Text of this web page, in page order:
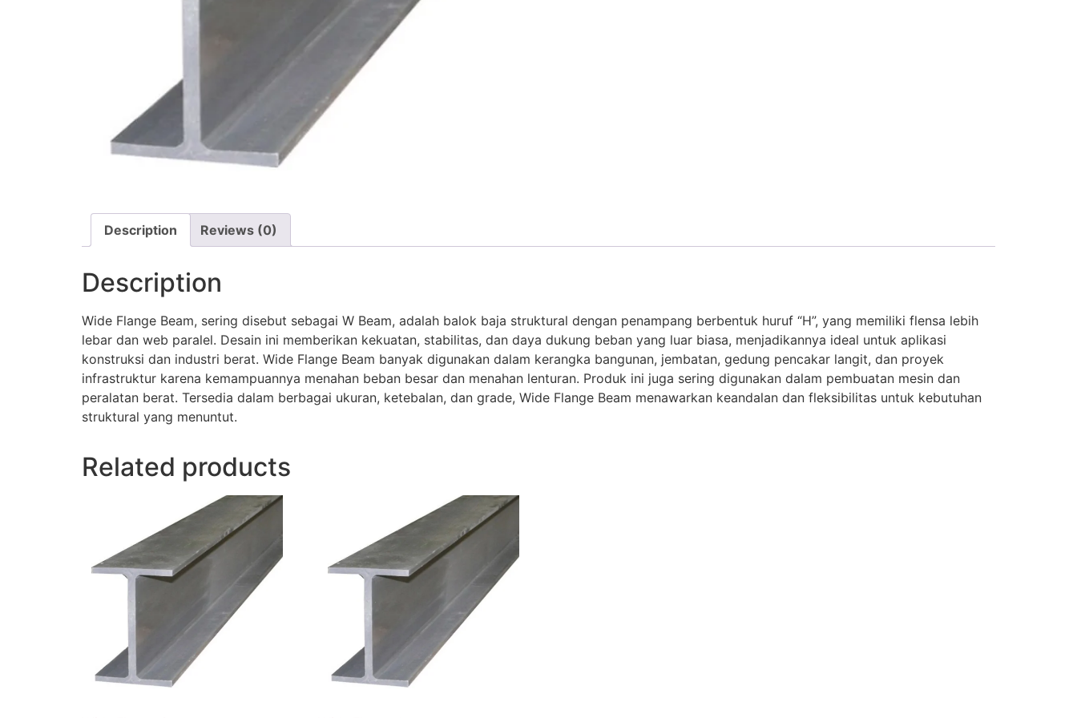
Description Reviews (0)
Description
Wide Flange Beam, sering disebut sebagai W Beam, adalah balok baja struktural dengan penampang berbentuk huruf “H”, yang memiliki flensa lebih
lebar dan web paralel. Desain ini memberikan kekuatan, stabilitas, dan daya dukung beban yang luar biasa, menjadikannya ideal untuk aplikasi
konstruksi dan industri berat. Wide Flange Beam banyak digunakan dalam kerangka bangunan, jembatan, gedung pencakar langit, dan proyek
infrastruktur karena kemampuannya menahan beban besar dan menahan lenturan. Produk ini juga sering digunakan dalam pembuatan mesin dan
peralatan berat. Tersedia dalam berbagai ukuran, ketebalan, dan grade, Wide Flange Beam menawarkan keandalan dan fleksibilitas untuk kebutuhan
struktural yang menuntut.
Related products